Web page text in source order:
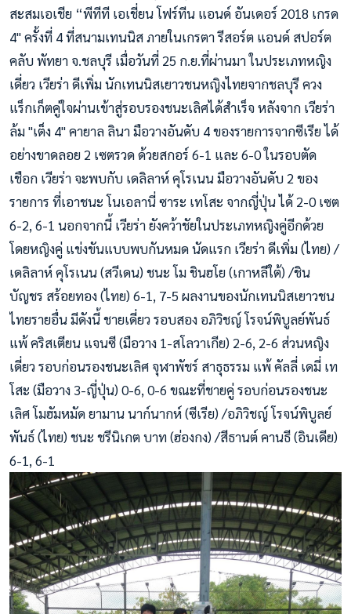
สะสมเอเชีย “พีทีที เอเชี่ยน โฟร์ทีน แอนด์ อันเดอร์ 2018 เกรด
4" ครั้งที่ 4 ที่สนามเทนนิส ภายในเกรตา รีสอร์ต แอนด์ สปอร์ต
คลับ พัทยา จ.ชลบุรี เมื่อวันที่ 25 ก.ย.ที่ผ่านมา ในประเภทหญิง
เดี่ยว เวียร่า ดีเพิ่ม นักเทนนิสเยาวชนหญิงไทยจากชลบุรี ควง
แร็กเก็ตคู่ใจผ่านเข้าสู่รอบรองชนะเลิศได้สำเร็จ หลังจาก เวียร่า
ล้ม "เต็ง 4" คายาล ลินา มือวางอันดับ 4 ของรายการจากซีเรีย ได้
อย่างขาดลอย 2 เซตรวด ด้วยสกอร์ 6-1 และ 6-0 ในรอบตัด
เชือก เวียร่า จะพบกับ เดลิลาห์ คุโรเนน มือวางอันดับ 2 ของ
รายการ ที่เอาชนะ โนเอลานี่ ซาระ เทโสะ จากญี่ปุ่น ได้ 2-0 เซต
6-2, 6-1 นอกจากนี้ เวียร่า ยังคว้าชัยในประเภทหญิงคู่อีกด้วย
โดยหญิงคู่ แข่งขันแบบพบกันหมด นัดแรก เวียร่า ดีเพิ่ม (ไทย) /
เดลิลาห์ คุโรเนน (สวีเดน) ชนะ โม ชินฮโย (เกาหลีใต้) /ชิน
บัญชร สร้อยทอง (ไทย) 6-1, 7-5 ผลงานของนักเทนนิสเยาวชน
ไทยรายอื่น มีดังนี้ ชายเดี่ยว รอบสอง อภิวิชญ์ โรจน์พิบูลย์พันธ์
แพ้ คริสเตียน แจนซี (มือวาง 1-สโลวาเกีย) 2-6, 2-6 ส่วนหญิง
เดี่ยว รอบก่อนรองชนะเลิศ จุฬาพัชร์ สาธุธรรม แพ้ คัลลี่ เดมี่ เท
โสะ (มือวาง 3-ญี่ปุ่น) 0-6, 0-6 ขณะที่ชายคู่ รอบก่อนรองชนะ
เลิศ โมฮัมหมัด ยามาน นาก์นากห์ (ซีเรีย) /อภิวิชญ์ โรจน์พิบูลย์
พันธ์ (ไทย) ชนะ ชรีนิเกต บาท (ฮ่องกง) /สีธานต์ คานธี (อินเดีย)
6-1, 6-1